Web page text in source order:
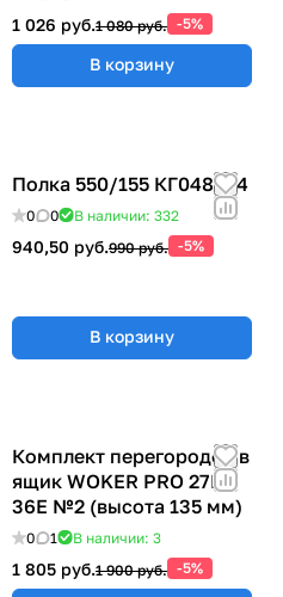
1 026 руб.1 080 руб. -5%
В корзину
Полка 550/155 КГ048824
0 0 В наличии: 332
940,50 руб.990 руб. -5%
В корзину
Комплект перегородок в
ящик WOKER PRO 27E х
36E №2 (высота 135 мм)
0 1 В наличии: 3
1 805 руб.1 900 руб. -5%